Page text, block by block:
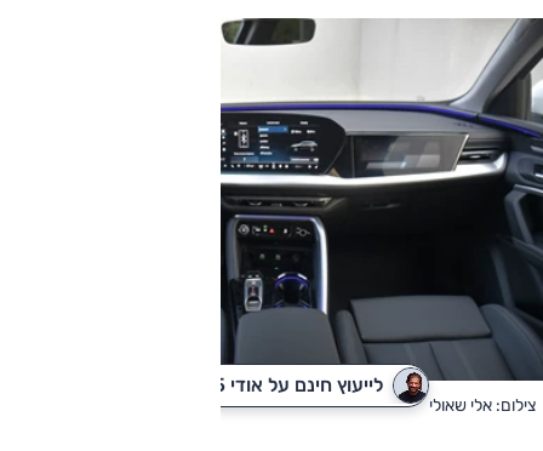
צילום: אלי שאולי
לייעוץ חינם על אודי Q5